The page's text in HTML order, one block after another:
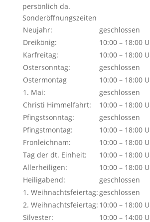
persönlich da.
Sonderöffnungszeiten
Neujahr:
geschlossen
Dreikönig:
10:00 – 18:00
Karfreitag:
10:00 – 18:00
Ostersonntag:
geschlossen
Ostermontag
10:00 – 18:00
1. Mai:
geschlossen
Christi Himmelfahrt:
10:00 – 18:00
Pfingstsonntag:
geschlossen
Pfingstmontag:
10:00 – 18:00
Fronleichnam:
10:00 – 18:00
Tag der dt. Einheit:
10:00 – 18:00
Allerheiligen:
10:00 – 18:00
Heiligabend:
geschlossen
1. Weihnachtsfeiertag:geschlossen
2. Weihnachtsfeiertag: 10:00 – 18:00
Silvester:
10:00 – 14:00